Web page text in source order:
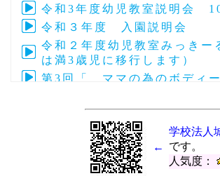
令和3年度幼児教室説明会
令和３年度 入園説明会
令和２年度幼児教室みっき
は満3歳児に移行します）
第3回「 ママの為のボディ
令和元年度 第28回～33回
第5回ぴょぴょ３Ｂベビーマ
第3回地域交流「ポニーと
←
学校法人
です。
人気度：